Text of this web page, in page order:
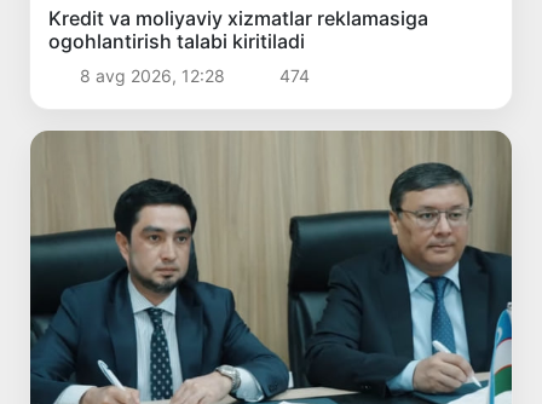
Kredit va moliyaviy xizmatlar reklamasiga
ogohlantirish talabi kiritiladi
8 avg 2026, 12:28 474